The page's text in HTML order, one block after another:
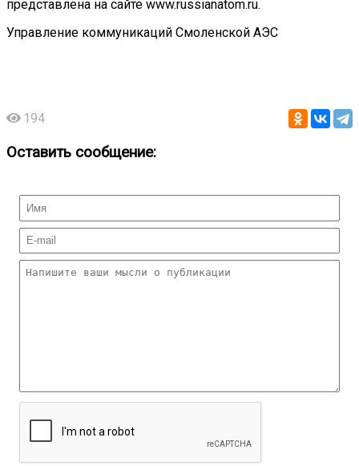
представлена на сайте www.russianatom.ru.
Управление коммуникаций Смоленской АЭС
194
Оставить сообщение: